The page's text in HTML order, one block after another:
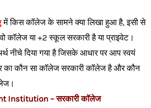
में किस कॉलेज के सामने क्या लिखा हुआ है, इसी से
कॉलेज या +2 स्कूल सरकारी है या प्राइवेट।
नीचे दिया गया है जिसके आधार पर आप स्वयं
का कौन सा कॉलेज सरकारी कॉलेज है और कौन
Institution – सरकारी कॉलेज